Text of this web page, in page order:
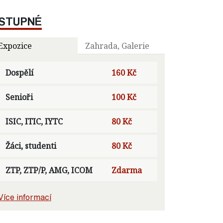
Zahrada, Galerie
Dospělí 160 Kč
Senioři 100 Kč
ISIC, ITIC, IYTC 80 Kč
Žáci, studenti 80 Kč
ZTP, ZTP/P, AMG, ICOM Zdarma
informací